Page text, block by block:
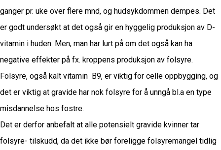
ganger pr. uke over flere mnd, og hudsykdommen dempes. Det
er godt undersøkt at det også gir en hyggelig produksjon av D-
vitamin i huden. Men, man har lurt på om det også kan ha
negative effekter på fx. kroppens produksjon av folsyre.
Folsyre, også kalt vitamin B9, er viktig for celle oppbygging, og
det er viktig at gravide har nok folsyre for å unngå bl.a en type
misdannelse hos fostre.
Det er derfor anbefalt at alle potensielt gravide kvinner tar
folsyre- tilskudd, da det ikke bør foreligge folsyremangel tidlig